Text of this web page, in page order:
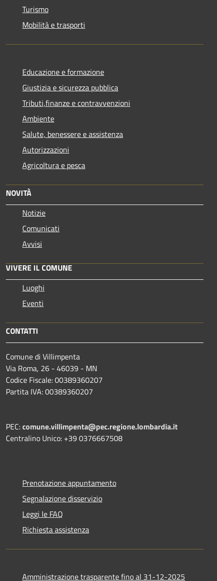
Turismo
Mobilità e trasporti
Educazione e formazione
Giustizia e sicurezza pubblica
Tributi,finanze e contravvenzioni
Ambiente
Salute, benessere e assistenza
Autorizzazioni
Agricoltura e pesca
NOVITÀ
Notizie
Comunicati
Avvisi
VIVERE IL COMUNE
Luoghi
Eventi
CONTATTI
Comune di Villimpenta
Via Roma, 26 - 46039 - MN
Codice Fiscale: 00389360207
Partita IVA: 00389360207
PEC:comune.villimpenta@pec.regione.lombardia.it
Centralino Unico: +39 0376667508
Prenotazione appuntamento
Segnalazione disservizio
Leggi le FAQ
Richiesta assistenza
Amministrazione trasparente fino al 31-12-2025